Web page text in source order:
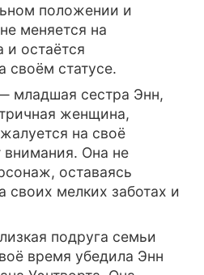
положении и
меняется на
остаётся
своём статусе.
младшая сестра Энн,
женщина,
на своё
внимания. Она не
оставаясь
своих мелких заботах и
подруга семьи
время убедила Энн